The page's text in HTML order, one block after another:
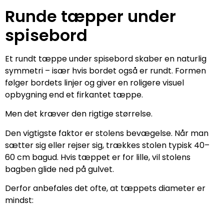
Runde tæpper under
spisebord
Et rundt tæppe under spisebord skaber en naturlig
symmetri – især hvis bordet også er rundt. Formen
følger bordets linjer og giver en roligere visuel
opbygning end et firkantet tæppe.
Men det kræver den rigtige størrelse.
Den vigtigste faktor er stolens bevægelse. Når man
sætter sig eller rejser sig, trækkes stolen typisk 40–
60 cm bagud. Hvis tæppet er for lille, vil stolens
bagben glide ned på gulvet.
Derfor anbefales det ofte, at tæppets diameter er
mindst: